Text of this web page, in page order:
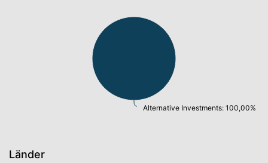
Alternative Investments: 100,00%
Länder